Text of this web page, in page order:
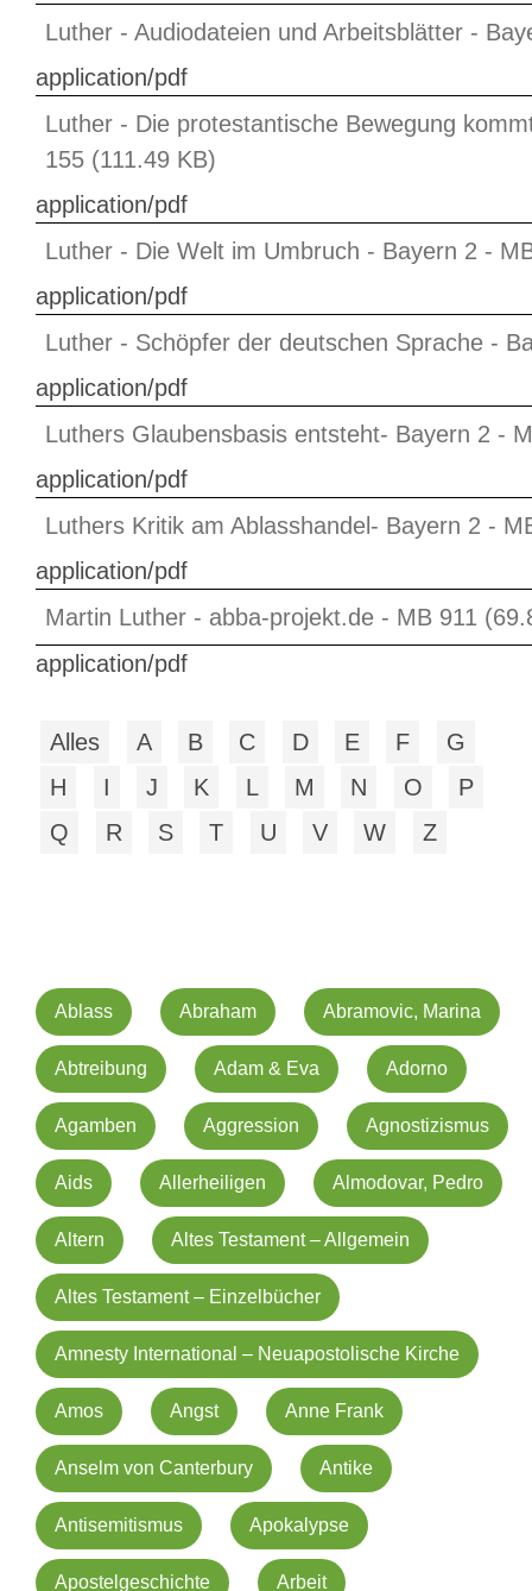
Luther - Audiodateien und Arbeitsblätter -
application/pdf
Luther - Die protestantische Bewegung
155 (111.49 KB)
application/pdf
Luther - Die Welt im Umbruch - Bayern 2 -
application/pdf
Luther - Schöpfer der deutschen Sprache -
application/pdf
Luthers Glaubensbasis entsteht- Bayern 2 -
application/pdf
Luthers Kritik am Ablasshandel- Bayern 2 -
application/pdf
Martin Luther - abba-projekt.de - MB 911
application/pdf
Alles A B C D E F
G
H
I J K L M N O
P
Q
R S T U V W Z
Ablass Abraham Abramovic, Marina
Abtreibung Adam & Eva Adorno
Agamben Aggression Agnostizismus
Aids Allerheiligen Almodovar, Pedro
Altern Altes Testament – Allgemein
Altes Testament – Einzelbücher
Amnesty International – Neuapostolische Kirche
Amos Angst Anne Frank
Anselm von Canterbury Antike
Antisemitismus Apokalypse
Apostelgeschichte Arbeit